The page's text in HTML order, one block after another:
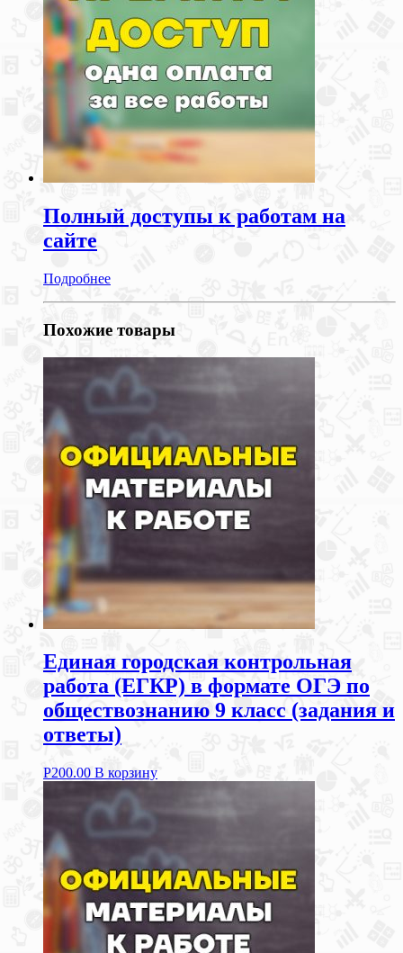
Полный доступы к работам на
сайте
Подробнее
Похожие товары
Единая городская контрольная
работа (ЕГКР) в формате ОГЭ по
обществознанию 9 класс (задания и
ответы)
Р200.00 В корзину